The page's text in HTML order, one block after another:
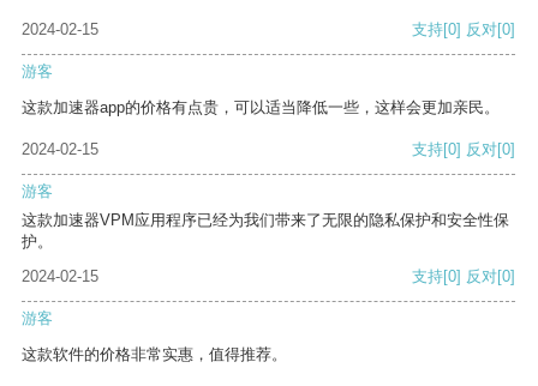
2024-02-15 支持[0] 反对[0]
游客
这款加速器app的价格有点贵，可以适当降低一些，这样会更加亲民。
2024-02-15 支持[0] 反对[0]
游客
这款加速器VPM应用程序已经为我们带来了无限的隐私保护和安全性保
护。
2024-02-15
支持[0] 反对[0]
游客
这款软件的价格非常实惠，值得推荐。